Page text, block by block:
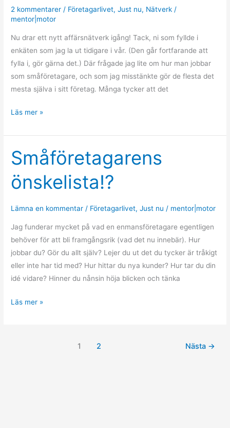
2 kommentarer / Företagarlivet,Just nu, Nätverk /
mentor|motor
Nu drar ett nytt affärsnätverk igång! Tack, ni som fyllde i
enkäten som jag la ut tidigare i vår. (Den går fortfarande att
fylla i, gör gärna det.) Där frågade jag lite om hur man jobbar
som småföretagare, och som jag misstänkte gör de flesta det
mesta själva i sitt företag. Många tycker att det
Läs mer »
Småföretagarens
önskelista!?
Lämna en kommentar / Företagarlivet,Just nu / mentor|motor
Jag funderar mycket på vad en enmansföretagare egentligen
behöver för att bli framgångsrik (vad det nu innebär). Hur
jobbar du? Gör du allt själv? Lejer du ut det du tycker är tråkigt
eller inte har tid med? Hur hittar du nya kunder? Hur tar du din
idé vidare? Hinner du nånsin höja blicken och tänka
Småföretagarens
önskelista!?
Läs mer »
1 2 Nästa →